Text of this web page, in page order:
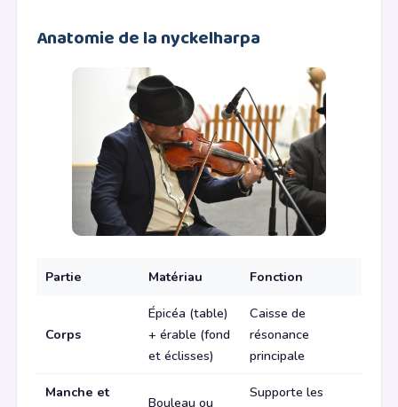
Anatomie de la nyckelharpa
Partie Matériau Fonction
Corps
Épicéa (table)
+ érable (fond
et éclisses)
Caisse de
résonance
principale
Manche et
Bouleau ou
Supporte les